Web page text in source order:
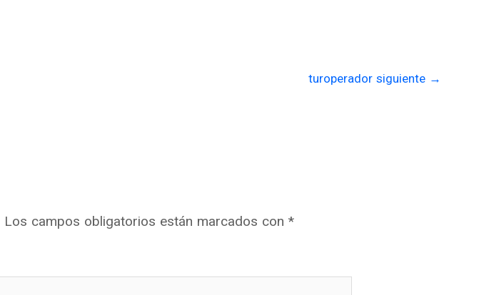
turoperador siguiente →
Los campos obligatorios están marcados con *